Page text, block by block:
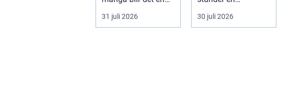
oväntad källa till
str...
31 juli 2026
djurägare går
igenom. Beslutet o...
30 juli 2026